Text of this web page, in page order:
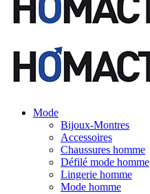
Mode
Bijoux-Montres
Accessoires
Chaussures homme
Défilé mode homme
Lingerie homme
Mode homme